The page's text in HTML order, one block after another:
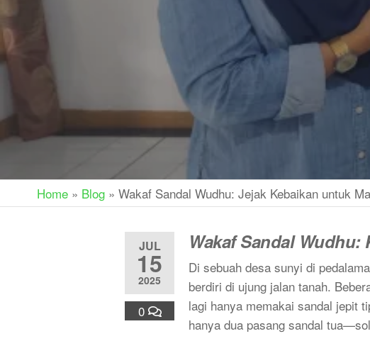
Home » Blog » Wakaf Sandal Wudhu: Jejak Kebaikan untuk
JUL
15
2025
0
Wakaf Sandal Wudhu:
Di sebuah desa sunyi di
berdiri di ujung jalan tanah.
lagi hanya memakai sandal jepit
hanya dua pasang sandal